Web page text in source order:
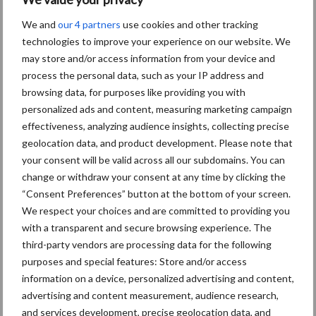
We and our 4 partners use cookies and other tracking
technologies to improve your experience on our website. We
may store and/or access information from your device and
process the personal data, such as your IP address and
browsing data, for purposes like providing you with
personalized ads and content, measuring marketing campaign
effectiveness, analyzing audience insights, collecting precise
geolocation data, and product development. Please note that
your consent will be valid across all our subdomains. You can
change or withdraw your consent at any time by clicking the
“Consent Preferences” button at the bottom of your screen.
We respect your choices and are committed to providing you
with a transparent and secure browsing experience. The
third-party vendors are processing data for the following
purposes and special features: Store and/or access
information on a device, personalized advertising and content,
advertising and content measurement, audience research,
and services development, precise geolocation data, and
latérale
principale
Nouvelles récentes du
secteur
Nouvelles récentes tous
les secteurs
5 Août
Le premier Kverneland Optima SX
Geoforce de Wallonie chez JCO
Lapraille
4 Août
Mercedes-Benz Trucks présente
une gamme complète pour les
opérations sur chantiers
3 Août
Le Strator, un nouveau camion à
capot pour le marché européen
3 Août
Pöttinger lance le Top V 6520 C, un
nouvel andaineur porté deux